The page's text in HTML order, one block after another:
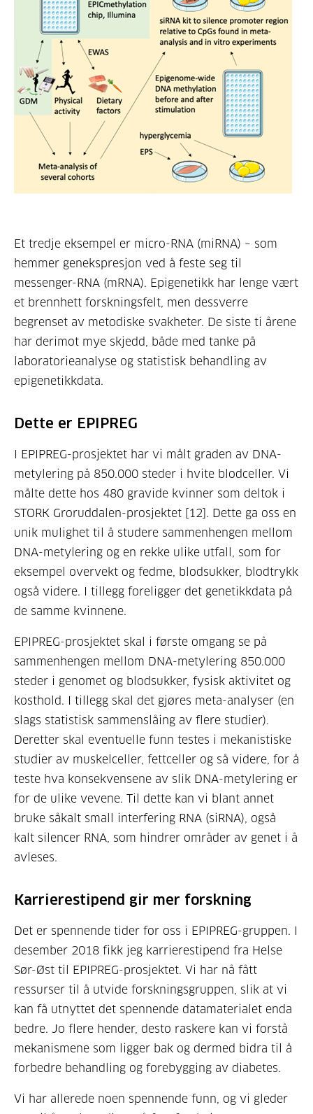
Et tredje eksempel er micro-RNA (miRNA) – som
hemmer genekspresjon ved å feste seg til
messenger-RNA (mRNA). Epigenetikk har lenge vært
et brennhett forskningsfelt, men dessverre
begrenset av metodiske svakheter. De siste ti årene
har derimot mye skjedd, både med tanke på
laboratorieanalyse og statistisk behandling av
epigenetikkdata.
Dette er EPIPREG
I EPIPREG-prosjektet har vi målt graden av DNA-
metylering på 850.000 steder i hvite blodceller. Vi
målte dette hos 480 gravide kvinner som deltok i
STORK Groruddalen-prosjektet [12]. Dette ga oss en
unik mulighet til å studere sammenhengen mellom
DNA-metylering og en rekke ulike utfall, som for
eksempel overvekt og fedme, blodsukker, blodtrykk
også videre. I tillegg foreligger det genetikkdata på
de samme kvinnene.
EPIPREG-prosjektet skal i første omgang se på
sammenhengen mellom DNA-metylering 850.000
steder i genomet og blodsukker, fysisk aktivitet og
kosthold. I tillegg skal det gjøres meta-analyser (en
slags statistisk sammenslåing av flere studier).
Deretter skal eventuelle funn testes i mekanistiske
studier av muskelceller, fettceller og så videre, for å
teste hva konsekvensene av slik DNA-metylering er
for de ulike vevene. Til dette kan vi blant annet
bruke såkalt small interfering RNA (siRNA), også
kalt silencer RNA, som hindrer områder av genet i å
avleses.
Karrierestipend gir mer forskning
Det er spennende tider for oss i EPIPREG-gruppen. I
desember 2018 fikk jeg karrierestipend fra Helse
Sør-Øst til EPIPREG-prosjektet. Vi har nå fått
ressurser til å utvide forskningsgruppen, slik at vi
kan få utnyttet det spennende datamaterialet enda
bedre. Jo flere hender, desto raskere kan vi forstå
mekanismene som ligger bak og dermed bidra til å
forbedre behandling og forebygging av diabetes.
Vi har allerede noen spennende funn, og vi gleder